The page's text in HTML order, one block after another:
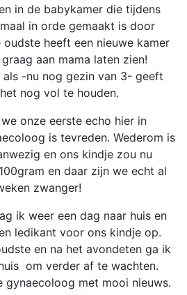
in de babykamer die tijdens
in orde gemaakt is door
heeft een nieuwe kamer
aan mama laten zien!
als -nu nog gezin van 3- geeft
nog vol te houden.
onze eerste echo hier in
is tevreden. Wederom is
en ons kindje zou nu
en daar zijn we echt al
zwanger!
ik weer een dag naar huis en
ledikant voor ons kindje op.
en na het avondeten ga ik
om verder af te wachten.
gynaecoloog met mooi nieuws.